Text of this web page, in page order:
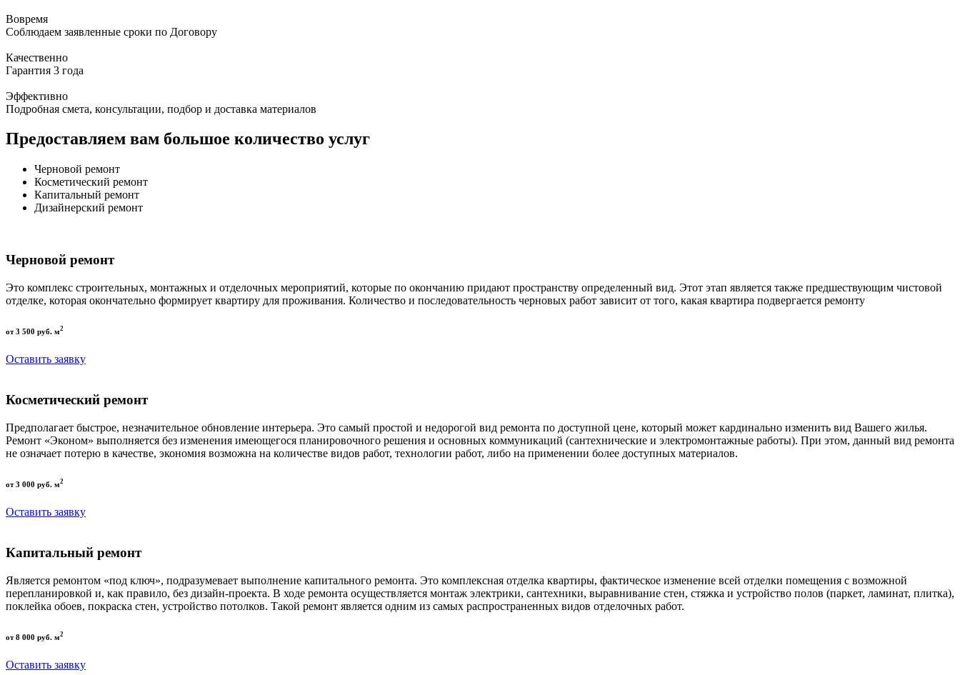
Вовремя
Соблюдаем заявленные сроки по Договору
Качественно
Гарантия 3 года
Эффективно
Подробная смета, консультации, подбор и доставка материалов
Предоставляем вам большое количество услуг
Черновой ремонт
Косметический ремонт
Капитальный ремонт
Дизайнерский ремонт
Черновой ремонт
Это комплекс строительных, монтажных и отделочных мероприятий, которые по окончанию придают пространству определенный вид. Этот этап является также предшествующим чистовой
отделке, которая окончательно формирует квартиру для проживания. Количество и последовательность черновых работ зависит от того, какая квартира подвергается ремонту
от 3 500 руб. м2
Оставить заявку
Косметический ремонт
Предполагает быстрое, незначительное обновление интерьера. Это самый простой и недорогой вид ремонта по доступной цене, который может кардинально изменить вид Вашего жилья.
Ремонт «Эконом» выполняется без изменения имеющегося планировочного решения и основных коммуникаций (сантехнические и электромонтажные работы). При этом, данный вид ремонта
не означает потерю в качестве, экономия возможна на количестве видов работ, технологии работ, либо на применении более доступных материалов.
от 3 000 руб. м2
Оставить заявку
Капитальный ремонт
Является ремонтом «под ключ», подразумевает выполнение капитального ремонта. Это комплексная отделка квартиры, фактическое изменение всей отделки помещения с возможной
перепланировкой и, как правило, без дизайн-проекта. В ходе ремонта осуществляется монтаж электрики, сантехники, выравнивание стен, стяжка и устройство полов (паркет, ламинат, плитка),
поклейка обоев, покраска стен, устройство потолков. Такой ремонт является одним из самых распространенных видов отделочных работ.
от 8 000 руб. м2
Оставить заявку